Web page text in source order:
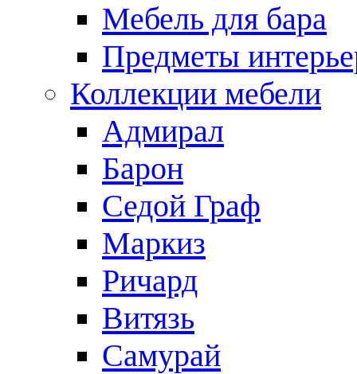
Мебель для бара
Предметы
Коллекции мебели
Адмирал
Барон
Седой Граф
Маркиз
Ричард
Витязь
Самурай